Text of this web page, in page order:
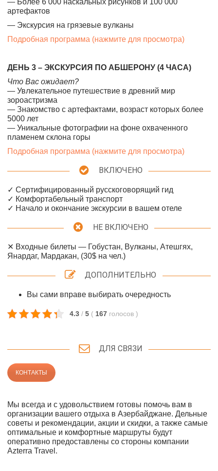
— Более 6 000 наскальных рисунков и 100 000
артефактов
— Экскурсия на грязевые вулканы
Подробная программа (нажмите для просмотра)
ДЕНЬ 3 – ЭКСКУРСИЯ ПО АБШЕРОНУ (4 ЧАСА)
Что Вас ожидает?
— Увлекательное путешествие в древний мир
зороастризма
— Знакомство с артефактами, возраст которых более
5000 лет
— Уникальные фотографии на фоне охваченного
пламенем склона горы
Подробная программа (нажмите для просмотра)
ВКЛЮЧЕНО
✓ Сертифицированный русскоговорящий гид
✓ Комфортабельный транспорт
✓ Начало и окончание экскурсии в вашем отеле
НЕ ВКЛЮЧЕНО
✕ Входные билеты — Гобустан, Вулканы, Атешгях,
Янардаг, Мардакан, (30$ на чел.)
ДОПОЛНИТЕЛЬНО
Вы сами вправе выбирать очередность
4.3 / 5 ( 167 голосов )
ДЛЯ СВЯЗИ
КОНТАКТЫ
Мы всегда и с удовольствием готовы помочь вам в
организации вашего отдыха в Азербайджане. Дельные
советы и рекомендации, акции и скидки, а также самые
оптимальные и комфортные маршруты будут
оперативно предоставлены со стороны компании
Azterra Travel.